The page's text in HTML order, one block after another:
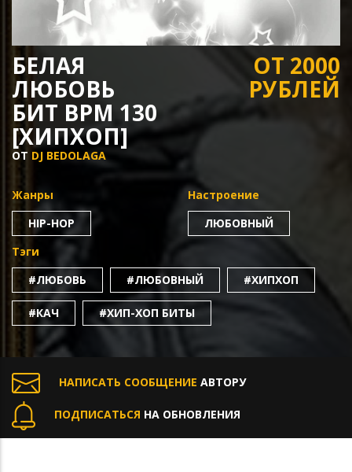
БЕЛАЯ
ЛЮБОВЬ
БИТ BPM 130
[ХИПХОП]
ОТ DJ BEDOLAGA
ОТ 2000
РУБЛЕЙ
Жанры
HIP-HOP
Настроение
ЛЮБОВНЫЙ
Тэги
#ЛЮБОВЬ
#ЛЮБОВНЫЙ #ХИПХОП
#КАЧ #ХИП-ХОП БИТЫ
НАПИСАТЬ СООБЩЕНИЕ АВТОРУ
ПОДПИСАТЬСЯ НА ОБНОВЛЕНИЯ